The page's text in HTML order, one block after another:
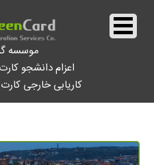
موسسه
اعزام دانشجو
کاریابی خارجی
||